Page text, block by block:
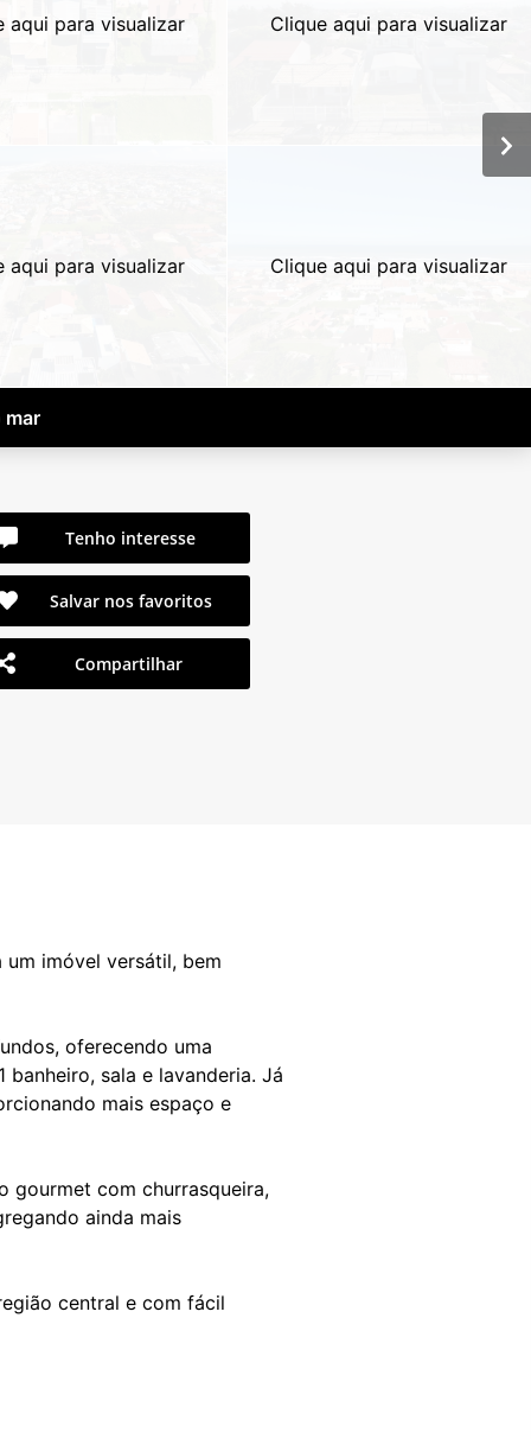
aqui para visualizar
aqui para visualizar
Clique aqui para visualizar
Clique aqui para visualizar
mar
Tenho interesse
Salvar nos favoritos
Compartilhar
imóvel versátil, bem
oferecendo uma
sala e lavanderia. Já
mais espaço e
gourmet com churrasqueira,
ainda mais
central e com fácil